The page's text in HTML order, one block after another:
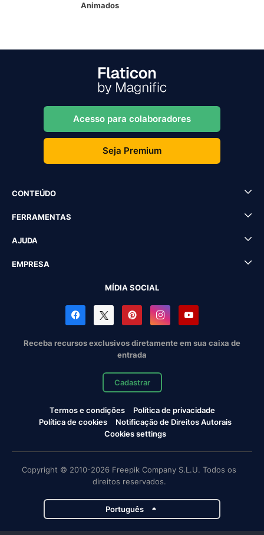
Animados
Acesso para colaboradores
Seja Premium
CONTEÚDO
FERRAMENTAS
AJUDA
EMPRESA
MÍDIA SOCIAL
Receba recursos exclusivos diretamente em sua caixa de
entrada
Cadastrar
Termos e condições
Política de privacidade
Política de cookies
Notificação de Direitos Autorais
Cookies settings
Copyright © 2010-2026 Freepik Company S.L.U. Todos os
direitos reservados.
Português